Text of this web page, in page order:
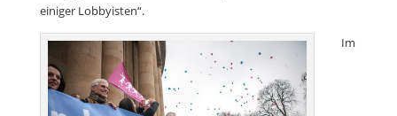
einiger Lobbyisten“.
Im